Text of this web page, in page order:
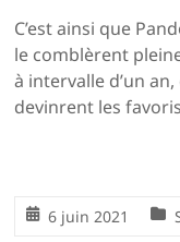
C’est ainsi que
le comblèrent
à intervalle d’un
devinrent les
6 juin 2021